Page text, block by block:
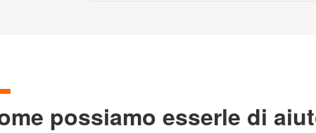
possiamo esserle di